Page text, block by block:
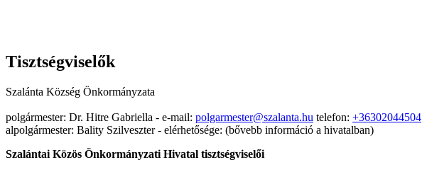
Tisztségviselők
Szalánta Község Önkormányzata
polgármester: Dr. Hitre Gabriella - e-mail: polgarmester@szalanta.hu telefon: +36302044504
alpolgármester: Bality Szilveszter - elérhetősége: (bővebb információ a hivatalban)
Szalántai Közös Önkormányzati Hivatal tisztségviselői